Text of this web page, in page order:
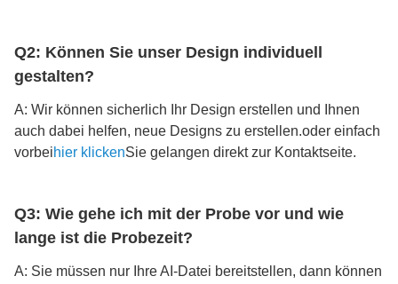
Q2: Können Sie unser Design individuell
gestalten?
A: Wir können sicherlich Ihr Design erstellen und Ihnen
auch dabei helfen, neue Designs zu erstellen.oder einfach
vorbeihier klickenSie gelangen direkt zur Kontaktseite.
Q3: Wie gehe ich mit der Probe vor und wie
lange ist die Probezeit?
A: Sie müssen nur Ihre AI-Datei bereitstellen, dann können